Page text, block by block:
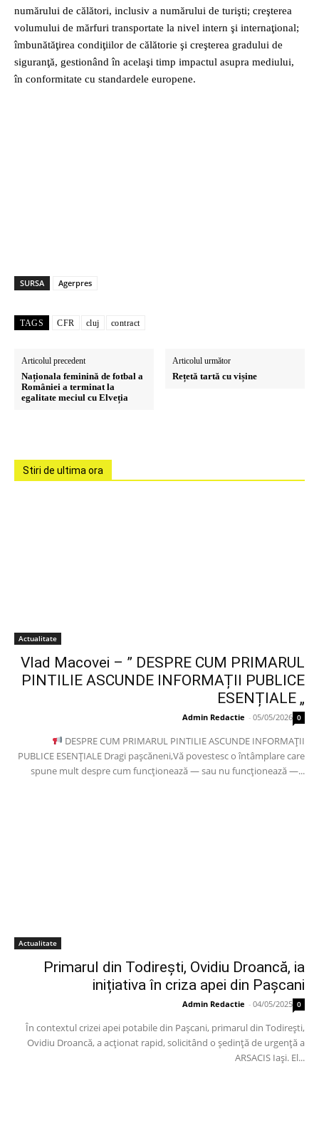
numărului de călători, inclusiv a numărului de turişti; creşterea
volumului de mărfuri transportate la nivel intern şi internaţional;
îmbunătăţirea condiţiilor de călătorie şi creşterea gradului de
siguranţă, gestionând în acelaşi timp impactul asupra mediului,
în conformitate cu standardele europene.
SURSA Agerpres
TAGS CFR cluj contract
Articolul precedent
Naționala feminină de fotbal a
României a terminat la
egalitate meciul cu Elveția
Articolul următor
Rețetă tartă cu vișine
Stiri de ultima ora
Actualitate
Vlad Macovei – ” DESPRE CUM PRIMARUL
PINTILIE ASCUNDE INFORMAȚII PUBLICE
ESENȚIALE „
Admin Redactie - 05/05/2026 0
DESPRE CUM PRIMARUL PINTILIE ASCUNDE INFORMAȚII
PUBLICE ESENȚIALE Dragi pașcăneni,Vă povestesc o întâmplare care
spune mult despre cum funcționează — sau nu funcționează —...
Actualitate
Primarul din Todirești, Ovidiu Droancă, ia
inițiativa în criza apei din Pașcani
Admin Redactie - 04/05/2025 0
În contextul crizei apei potabile din Pașcani, primarul din Todirești,
Ovidiu Droancă, a acționat rapid, solicitând o ședință de urgență a
ARSACIS Iași. El...